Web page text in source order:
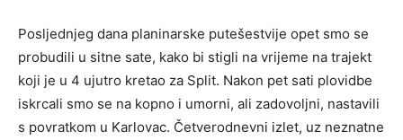
Posljednjeg dana planinarske putešestvije opet smo se
probudili u sitne sate, kako bi stigli na vrijeme na trajekt
koji je u 4 ujutro kretao za Split. Nakon pet sati plovidbe
iskrcali smo se na kopno i umorni, ali zadovoljni, nastavili
s povratkom u Karlovac. Četverodnevni izlet, uz neznatne